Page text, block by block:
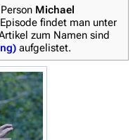
346.354
Michael
findet man unter
zum Namen sind
aufgelistet.